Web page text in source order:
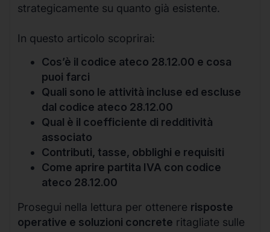
strategicamente su quanto già esistente.
In questo articolo scoprirai:
Cos’è il codice ateco 28.12.00 e cosa
puoi farci
Quali sono le attività incluse ed escluse
dal codice ateco 28.12.00
Qual è il coefficiente di redditività
associato
Contributi, tasse, obblighi e requisiti
Come aprire partita IVA con codice
ateco 28.12.00
Prosegui nella lettura per ottenere risposte
operative e soluzioni concrete ritagliate sulle